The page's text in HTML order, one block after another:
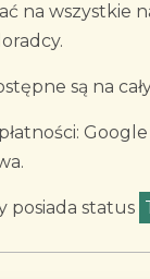
na wszystkie
są na
Google
posiada status